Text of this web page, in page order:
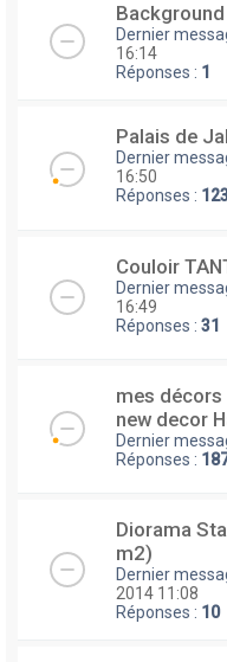
Dernier
16:14
Réponses : 1
Palais de
Dernier
16:50
Réponses :
Couloir
Dernier
16:49
Réponses : 31
mes décors
new decor
Dernier
Réponses :
Diorama
m2)
Dernier
2014 11:08
Réponses : 10